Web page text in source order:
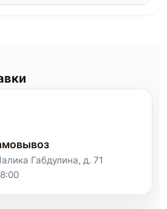
Габдулина, д. 71